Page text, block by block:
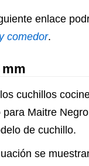
enlace
comedor.
cuchillos
para Maitre
de cuchillo.
se